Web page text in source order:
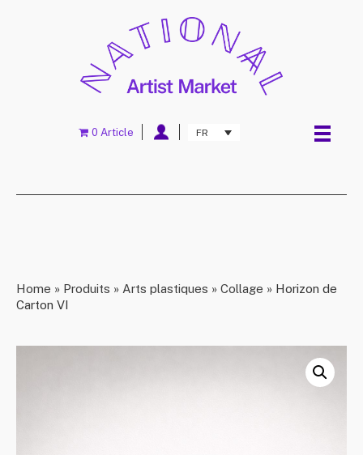
FR
0 Article
Home » Produits » Arts plastiques » Collage » Horizon de
Carton VI